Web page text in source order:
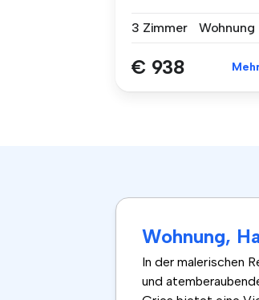
3 Zimmer
Wohnung
€ 938
Wohnung,
In der malerischen
und